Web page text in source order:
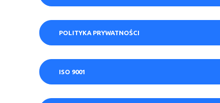
POLITYKA PRYWATNOŚCI
ISO 9001